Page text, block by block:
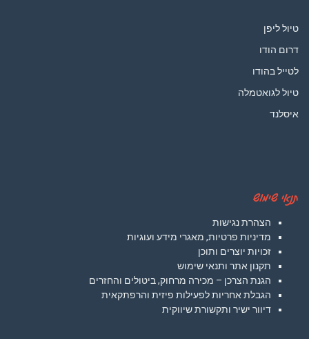
טיול ליפן
דרום הודו
לטייל בהודו
טיול לגואטמלה
איסלנד
תנאי שימוש
הצהרת נגישות
מדיניות פרטיות, מאגרי מידע ועוגיות
זכויות יוצרים ותוכן
תקנון אתר ותנאי שימוש
הגנת הצרכן – מכירה מרחוק, ביטולים והחזרים
הגבלת אחריות לפעילות פיזית והרפתקאית
דיוור ישיר ותקשורת שיווקית